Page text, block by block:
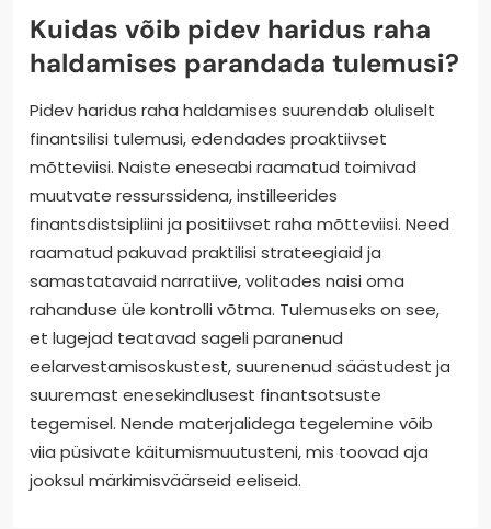
Kuidas võib pidev haridus raha
haldamises parandada tulemusi?
Pidev haridus raha haldamises suurendab oluliselt
finantsilisi tulemusi, edendades proaktiivset
mõtteviisi. Naiste eneseabi raamatud toimivad
muutvate ressurssidena, instilleerides
finantsdistsipliini ja positiivset raha mõtteviisi. Need
raamatud pakuvad praktilisi strateegiaid ja
samastatavaid narratiive, volitades naisi oma
rahanduse üle kontrolli võtma. Tulemuseks on see,
et lugejad teatavad sageli paranenud
eelarvestamisoskustest, suurenenud säästudest ja
suuremast enesekindlusest finantsotsuste
tegemisel. Nende materjalidega tegelemine võib
viia püsivate käitumismuutusteni, mis toovad aja
jooksul märkimisväärseid eeliseid.